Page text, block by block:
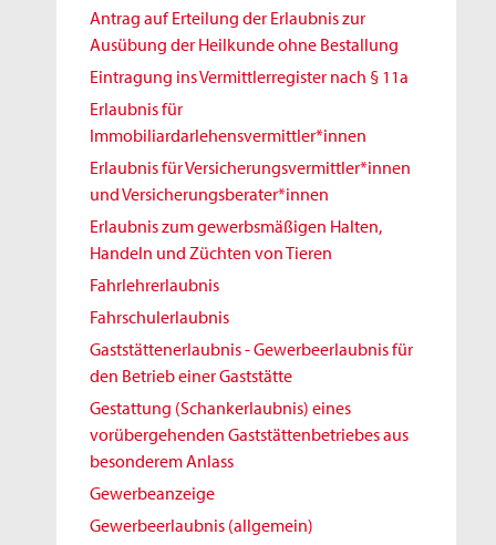
Antrag auf Erteilung der Erlaubnis zur
Ausübung der Heilkunde ohne Bestallung
Eintragung ins Vermittlerregister nach § 11a
Erlaubnis für
Immobiliardarlehensvermittler*innen
Erlaubnis für Versicherungsvermittler*innen
und Versicherungsberater*innen
Erlaubnis zum gewerbsmäßigen Halten,
Handeln und Züchten von Tieren
Fahrlehrerlaubnis
Fahrschulerlaubnis
Gaststättenerlaubnis - Gewerbeerlaubnis für
den Betrieb einer Gaststätte
Gestattung (Schankerlaubnis) eines
vorübergehenden Gaststättenbetriebes aus
besonderem Anlass
Gewerbeanzeige
Gewerbeerlaubnis (allgemein)